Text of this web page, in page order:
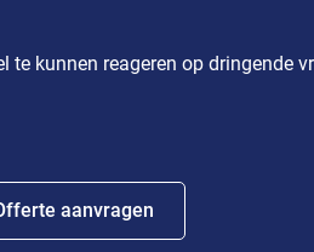
te kunnen reageren op dringende
aanvragen